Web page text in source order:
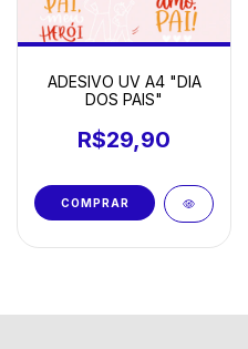
ADESIVO UV A4 "DIA
DOS PAIS"
R$29,90